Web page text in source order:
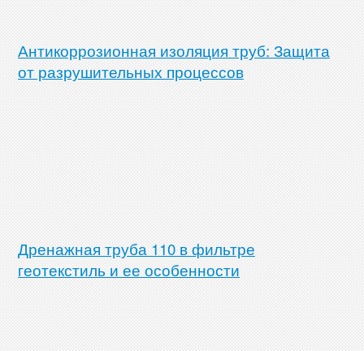
Антикоррозионная изоляция труб: Защита
от разрушительных процессов
Дренажная труба 110 в фильтре
геотекстиль и ее особенности